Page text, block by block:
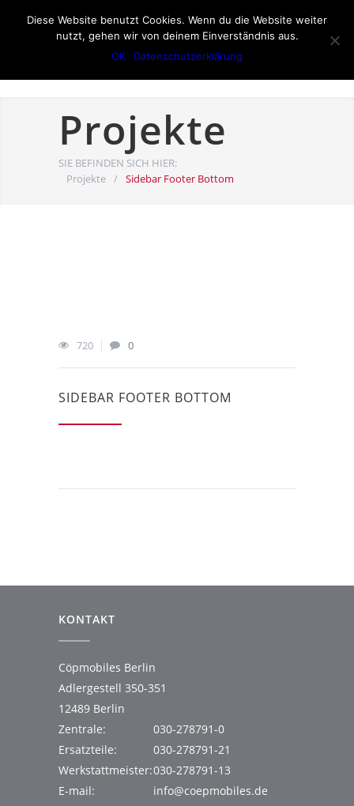
Projekte
SIE BEFINDEN SICH HIER:
Projekte / Sidebar Footer Bottom
720 0
SIDEBAR FOOTER BOTTOM
KONTAKT
Cöpmobiles Berlin
Adlergestell 350-351
12489 Berlin
Zentrale:
030-278791-0
Ersatzteile:
030-278791-21
Werkstattmeister:030-278791-13
E-mail:
info@coepmobiles.de
Diese Website benutzt Cookies. Wenn du die Website weiter
nutzt, gehen wir von deinem Einverständnis aus.
OK
Datenschutzerklärung